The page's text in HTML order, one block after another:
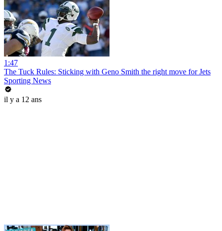
1:47
The Tuck Rules: Sticking with Geno Smith the right move for Jets
Sporting News
il y a 12 ans